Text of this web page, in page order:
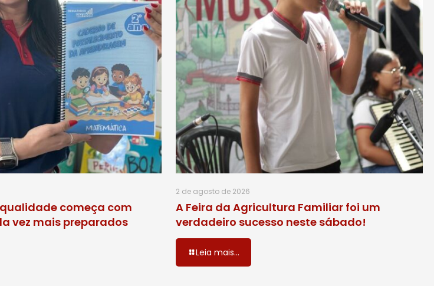
começa com
vez mais preparados
2 de agosto de 2026
A Feira da Agricultura Familiar foi um
verdadeiro sucesso neste sábado!
Leia mais...